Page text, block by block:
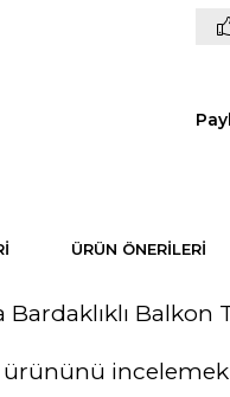
ÜRÜN ÖNERILERI
Bardaklıklı Balkon
incelemek